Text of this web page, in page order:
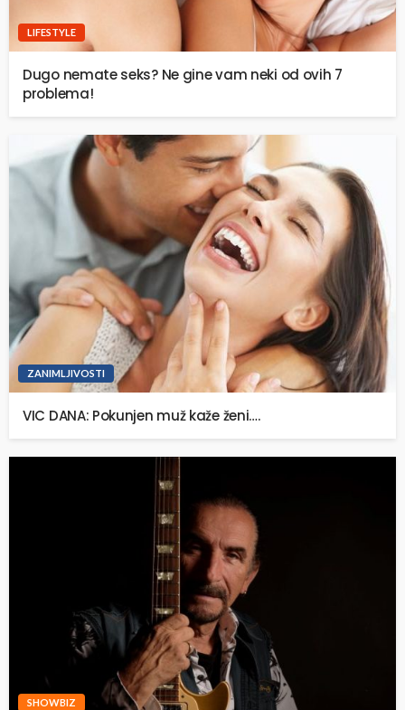
LIFESTYLE
Dugo nemate seks? Ne gine vam neki od ovih 7
problema!
ZANIMLJIVOSTI
VIC DANA: Pokunjen muž kaže ženi….
SHOWBIZ